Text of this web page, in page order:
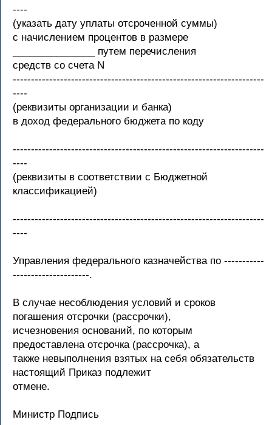
----
(указать дату уплаты отсроченной суммы)
с начислением процентов в размере
_______________ путем перечисления
средств со счета N
---------------------------------------------------------------------
----
(реквизиты организации и банка)
в доход федерального бюджета по коду
---------------------------------------------------------------------
----
(реквизиты в соответствии с Бюджетной
классификацией)
---------------------------------------------------------------------
----
Управления федерального казначейства по -----------
---------------------.
В случае несоблюдения условий и сроков
погашения отсрочки (рассрочки),
исчезновения оснований, по которым
предоставлена отсрочка (рассрочка), а
также невыполнения взятых на себя обязательств
настоящий Приказ подлежит
отмене.
Министр Подпись